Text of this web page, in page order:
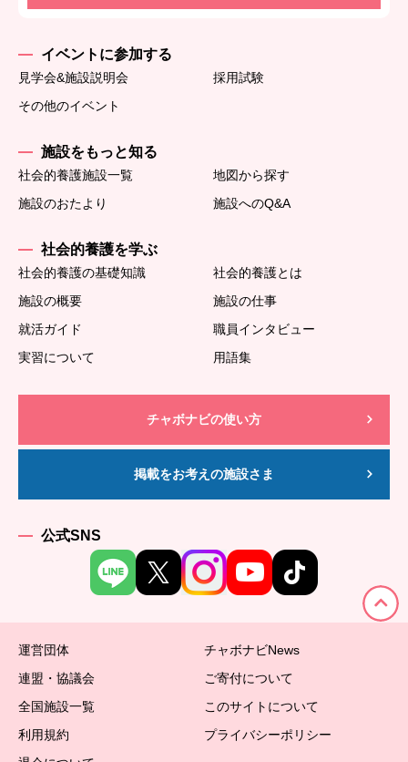
イベントに参加する
見学会&施設説明会
採用試験
その他のイベント
施設をもっと知る
社会的養護施設一覧
地図から探す
施設のおたより
施設へのQ&A
社会的養護を学ぶ
社会的養護の基礎知識
社会的養護とは
施設の概要
施設の仕事
就活ガイド
職員インタビュー
実習について
用語集
チャボナビの使い方
掲載をお考えの施設さま
公式SNS
運営団体
チャボナビNews
連盟・協議会
ご寄付について
全国施設一覧
このサイトについて
利用規約
プライバシーポリシー